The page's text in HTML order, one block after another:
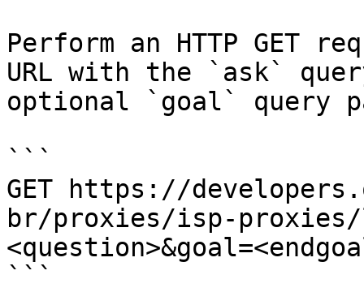
Perform an HTTP GET
URL with the `ask`
optional `goal` query
```
GET https://
br/proxies/isp-proxies/
```